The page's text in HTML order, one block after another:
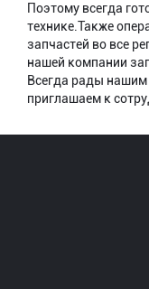
Поэтому всегда
технике.Также
запчастей во все
нашей компании
Всегда рады
приглашаем к